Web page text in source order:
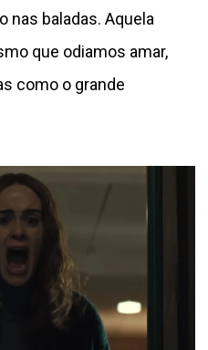
nas baladas. Aquela
que odiamos amar,
como o grande